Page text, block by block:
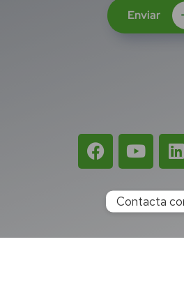
Enviar
Contacta